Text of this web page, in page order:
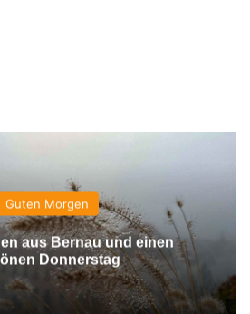
Guten Morgen
aus Bernau und einen
Donnerstag